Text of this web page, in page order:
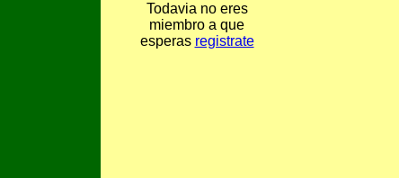
Todavia no eres
miembro a que
esperas registrate